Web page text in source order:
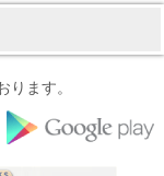
ります。